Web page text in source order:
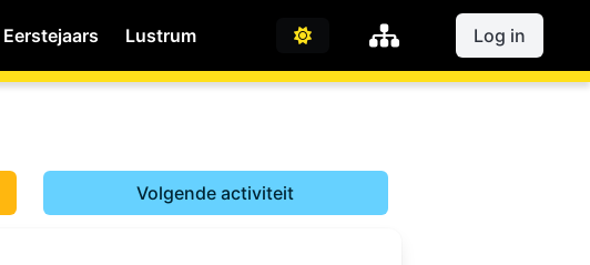
Eerstejaars Lustrum Log in
Volgende activiteit